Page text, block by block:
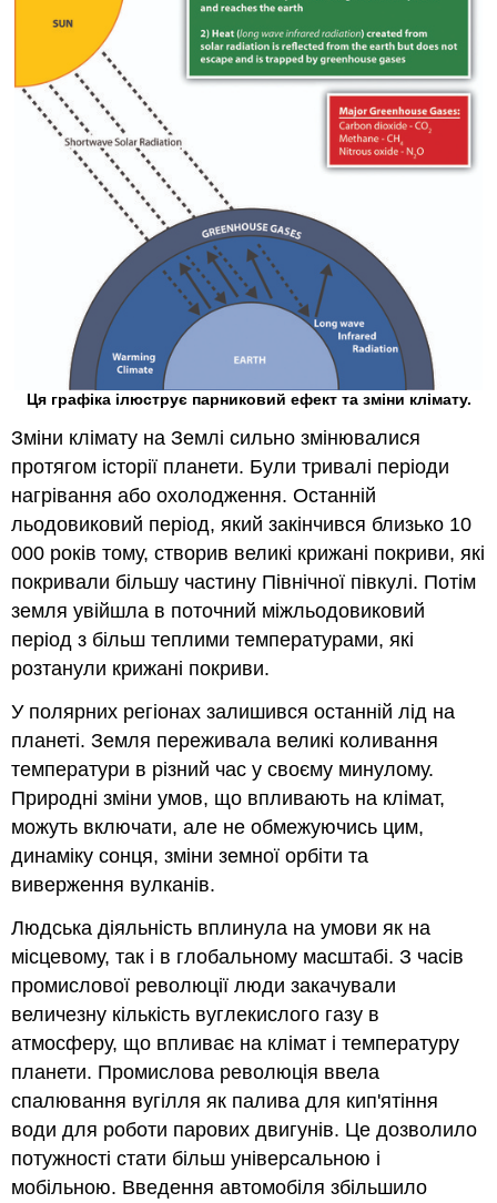
Ця графіка ілюструє парниковий ефект та зміни клімату.
Зміни клімату на Землі сильно змінювалися
протягом історії планети. Були тривалі періоди
нагрівання або охолодження. Останній
льодовиковий період, який закінчився близько 10
000 років тому, створив великі крижані покриви, які
покривали більшу частину Північної півкулі. Потім
земля увійшла в поточний міжльодовиковий
період з більш теплими температурами, які
розтанули крижані покриви.
У полярних регіонах залишився останній лід на
планеті. Земля переживала великі коливання
температури в різний час у своєму минулому.
Природні зміни умов, що впливають на клімат,
можуть включати, але не обмежуючись цим,
динаміку сонця, зміни земної орбіти та
виверження вулканів.
Людська діяльність вплинула на умови як на
місцевому, так і в глобальному масштабі. З часів
промислової революції люди закачували
величезну кількість вуглекислого газу в
атмосферу, що впливає на клімат і температуру
планети. Промислова революція ввела
спалювання вугілля як палива для кип'ятіння
води для роботи парових двигунів. Це дозволило
потужності стати більш універсальною і
мобільною. Введення автомобіля збільшило